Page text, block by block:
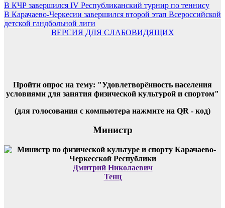
В КЧР завершился IV Республиканский турнир по теннису
В Карачаево-Черкесии завершился второй этап Всероссийской
детской гандбольной лиги
ВЕРСИЯ ДЛЯ СЛАБОВИДЯЩИХ
Пройти опрос на тему: "Удовлетворённость населения
условиями для занятия физической культурой и спортом"
(для голосования с компьютера нажмите на QR - код)
Министр
Дмитрий Николаевич
Тенц